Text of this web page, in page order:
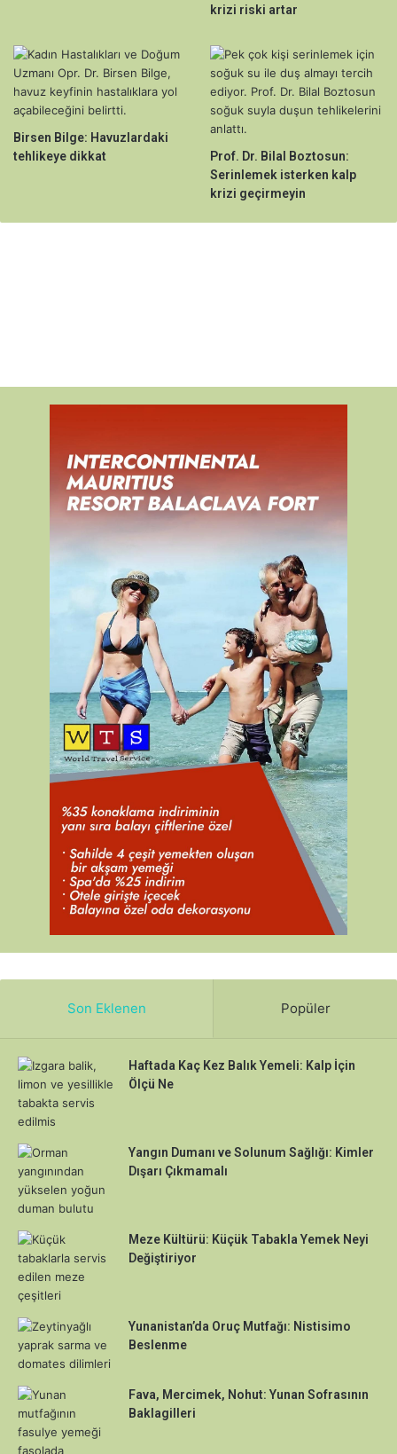
krizi riski artar
Birsen Bilge: Havuzlardaki
tehlikeye dikkat
Prof. Dr. Bilal Boztosun:
Serinlemek isterken kalp
krizi geçirmeyin
Son Eklenen Popüler
Haftada Kaç Kez Balık Yemeli: Kalp İçin
Ölçü Ne
Yangın Dumanı ve Solunum Sağlığı: Kimler
Dışarı Çıkmamalı
Meze Kültürü: Küçük Tabakla Yemek Neyi
Değiştiriyor
Yunanistan’da Oruç Mutfağı: Nistisimo
Beslenme
Fava, Mercimek, Nohut: Yunan Sofrasının
Baklagilleri